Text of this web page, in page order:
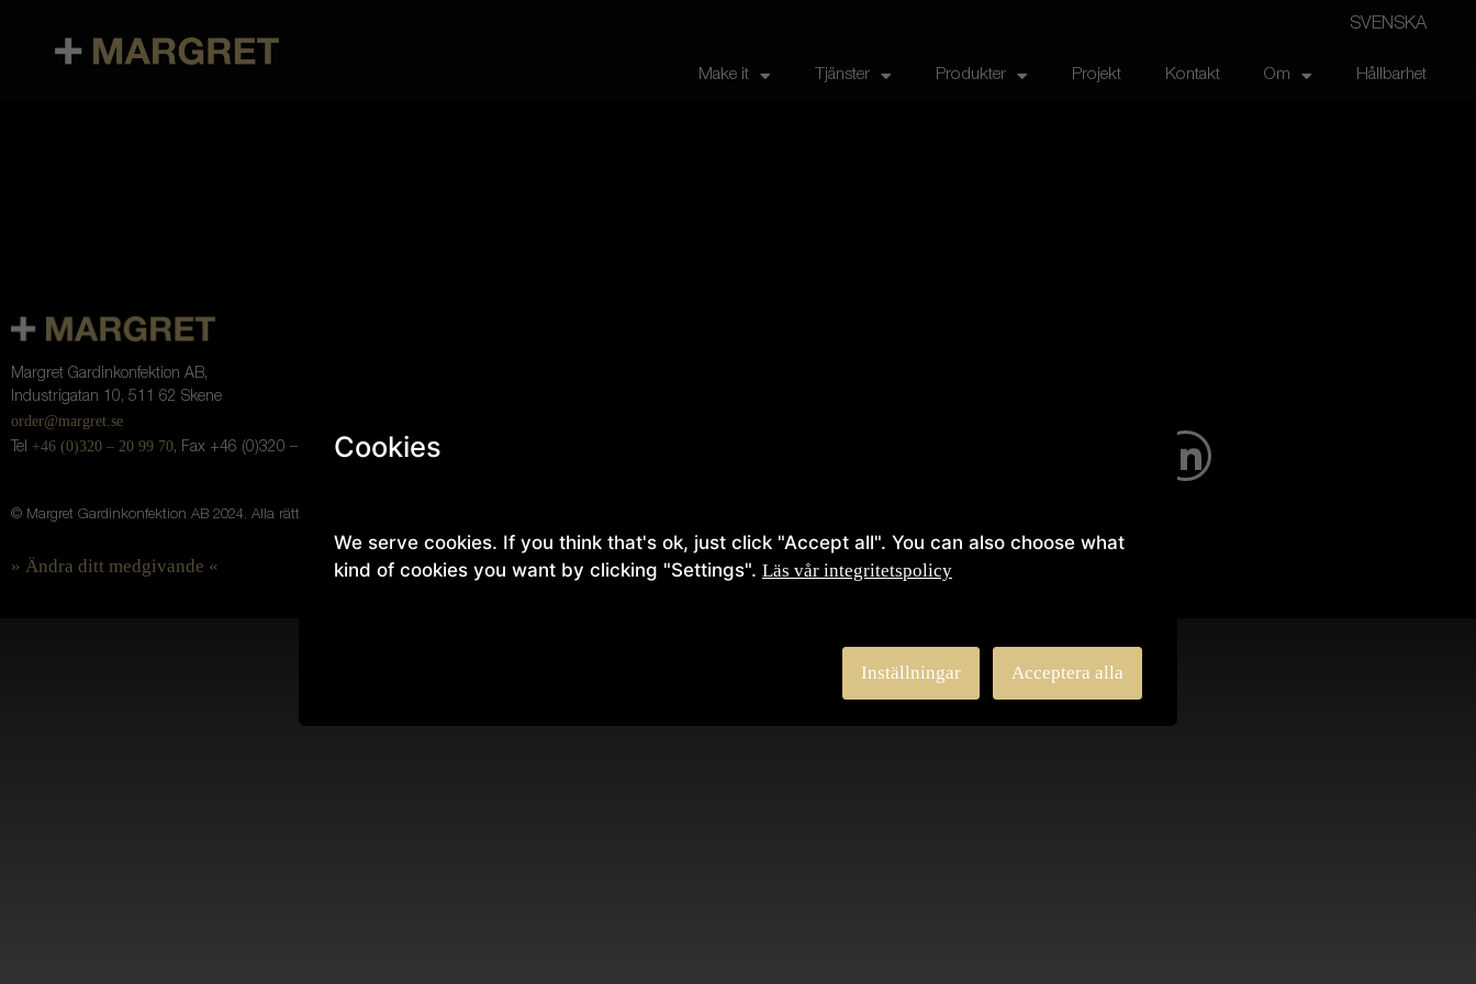
SVENSKA
Make it Tjänster Produkter Projekt Kontakt Om Hållbarhet
Margret Gardinkonfektion AB,
Industrigatan 10, 511 62 Skene
order@margret.se
Tel +46 (0)320 – 20 99 70, Fax +46 (0)320 – 20 99 79
© Margret Gardinkonfektion AB 2024. Alla rättigheter förbehålls.
» Ändra ditt medgivande «
Cookies
We serve cookies. If you think that's ok, just click "Accept all". You can also choose what
kind of cookies you want by clicking "Settings". Läs vår integritetspolicy
Inställningar Acceptera alla